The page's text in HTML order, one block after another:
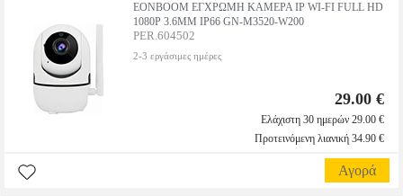
EONBOOM ΕΓΧΡΩΜΗ ΚΑΜΕΡΑ IP WI-FI FULL HD
1080P 3.6MM IP66 GN-M3520-W200
PER.604502
2-3 εργάσιμες ημέρες
29.00 €
Ελάχιστη 30 ημερών 29.00 €
Προτεινόμενη λιανική 34.90 €
Αγορά